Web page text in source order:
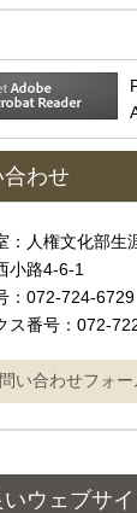
合わせ
：人権文化部
小路4‐6‐1
：072-724-6729
ス番号：072-
いウェブサ